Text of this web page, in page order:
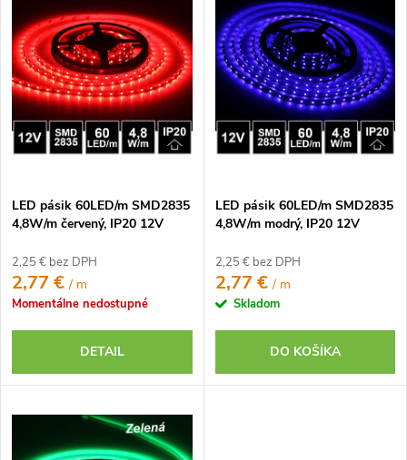
i
e
p
r
o
d
k
t
o
v
Najpredávanejšie
Abecedne
i
s
p
r
o
d
k
o
v
LED pásik 60LED/m SMD2835
4,8W/m červený, IP20 12V
2,25 € bez DPH
2,77 €/ m
Momentálne nedostupné
DETAIL
LED pásik 60LED/m SMD2835
4,8W/m modrý, IP20 12V
2,25 € bez DPH
2,77 €/ m
Skladom
DO KOŠÍKA